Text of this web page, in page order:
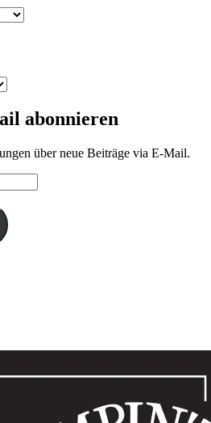
abonnieren
über neue Beiträge via E-Mail.